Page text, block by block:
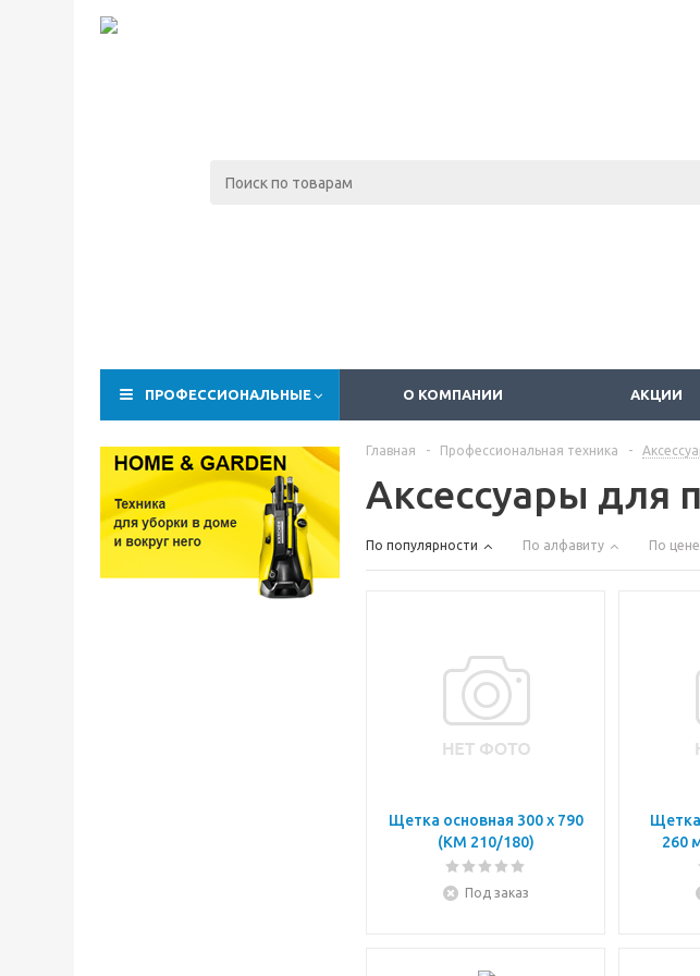
ПРОФЕССИОНАЛЬНЫЕ О КОМПАНИИ АКЦИИ
Главная - Профессиональная техника -
Аксессуары для
По популярности По алфавиту По цене
Щетка основная 300 х 790
(KM 210/180)
Под заказ
Щетка
260